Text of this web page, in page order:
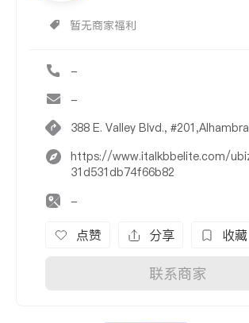
暂无商家福利
-
-
388 E. Valley Blvd.,
https://www.italkbbelite.com/
31d531db74f66b82
-
点赞 分享 收藏
联系商家